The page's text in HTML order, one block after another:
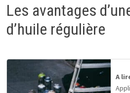
Les avantages
d’huile régulière
A